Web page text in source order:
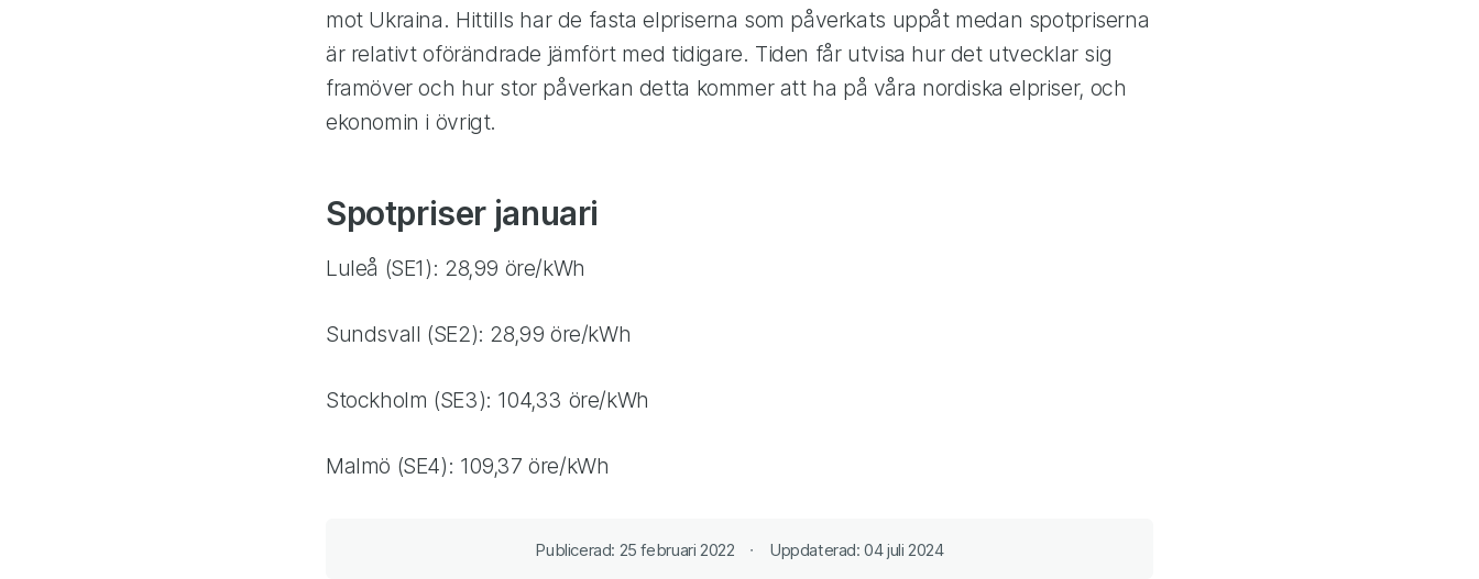
mot Ukraina. Hittills har de fasta elpriserna som påverkats uppåt medan spotpriserna
är relativt oförändrade jämfört med tidigare. Tiden får utvisa hur det utvecklar sig
framöver och hur stor påverkan detta kommer att ha på våra nordiska elpriser, och
ekonomin i övrigt.
Spotpriser januari
Luleå (SE1): 28,99 öre/kWh
Sundsvall (SE2): 28,99 öre/kWh
Stockholm (SE3): 104,33 öre/kWh
Malmö (SE4): 109,37 öre/kWh
Publicerad: 25 februari 2022 Uppdaterad: 04 juli 2024